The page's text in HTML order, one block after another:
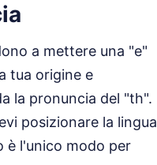
a mettere una "e"
tua origine e
la pronuncia del "th".
posizionare la lingua
è l'unico modo per